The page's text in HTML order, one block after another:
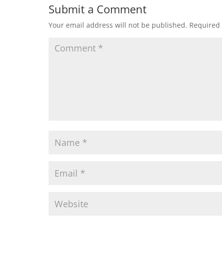
Submit a Comment
Your email address will not be published.